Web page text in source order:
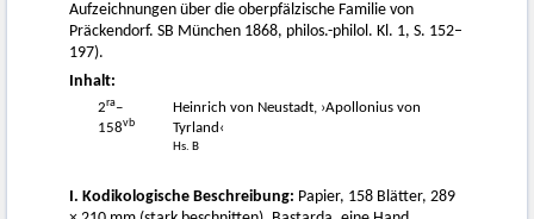
Aufzeichnungen über die oberpfälzische Familie von
Präckendorf. SB München 1868, philos.-philol. Kl. 1, S. 152–
197).
Inhalt:
2ra–
158vb
Heinrich von Neustadt, ›Apollonius von
Tyrland‹
Hs. B
I. Kodikologische Beschreibung: Papier, 158 Blätter, 289